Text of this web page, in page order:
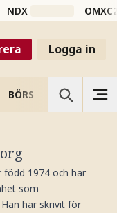
NDX
Logga in
BÖRS VETENSKAP
född 1974 och har
som
har skrivit för